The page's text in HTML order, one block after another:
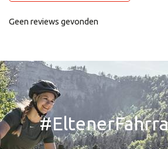
Geen reviews gevonden